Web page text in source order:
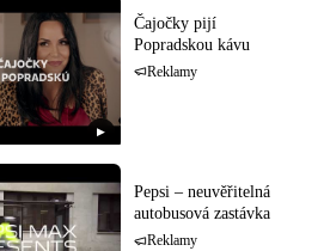
▶
Čajočky pijí
Popradskou kávu
Reklamy
Pepsi – neuvěřitelná
autobusová zastávka
Reklamy